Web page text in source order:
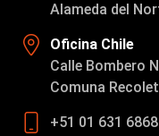
Alameda del
Oficina Chile
Calle Bombero
Comuna
+51 01 631 6868